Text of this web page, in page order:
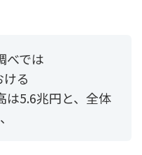
べでは
る
は5.6兆円と、全体